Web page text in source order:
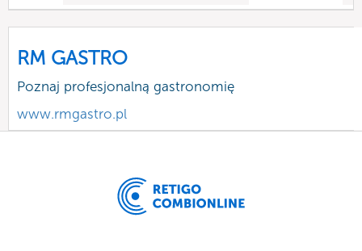
RM GASTRO
Poznaj profesjonalną gastronomię
www.rmgastro.pl